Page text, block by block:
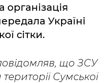
організація
Україні
сітки.
що ЗСУ
Сумської